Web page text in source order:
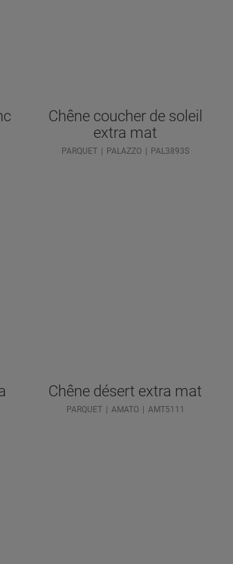
Chêne coucher de soleil
extra mat
PARQUET PALAZZO PAL3893S
Chêne désert extra mat
PARQUET AMATO AMT5111